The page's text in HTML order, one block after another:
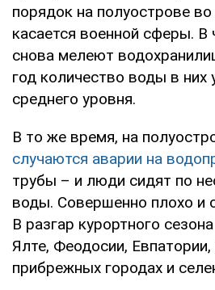
порядок на полуострове
касается военной сферы. В
снова мелеют
год количество воды в них
среднего уровня.
В то же время, на
случаются аварии на
трубы – и люди сидят по
воды. Совершенно плохо и
В разгар курортного
Ялте, Феодосии, Евпатории,
прибрежных городах и